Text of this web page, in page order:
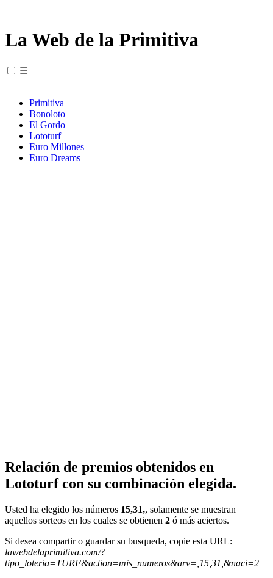
La Web de la Primitiva
☰
Primitiva
Bonoloto
El Gordo
Lototurf
Euro Millones
Euro Dreams
Relación de premios obtenidos en
Lototurf con su combinación elegida.
Usted ha elegido los números 15,31,, solamente se muestran
aquellos sorteos en los cuales se obtienen 2 ó más aciertos.
Si desea compartir o guardar su busqueda, copie esta URL:
lawebdelaprimitiva.com/?
tipo_loteria=TURF&action=mis_numeros&arv=,15,31,&naci=2